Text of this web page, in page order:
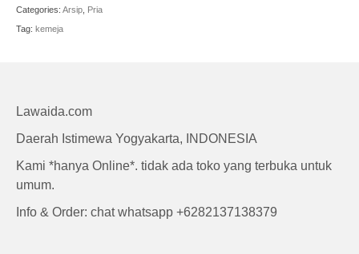
Categories: Arsip Pria
Tag: kemeja
Lawaida.com
Daerah Istimewa Yogyakarta, INDONESIA
Kami *hanya Online*. tidak ada toko yang terbuka untuk
umum.
Info & Order: chat whatsapp +6282137138379